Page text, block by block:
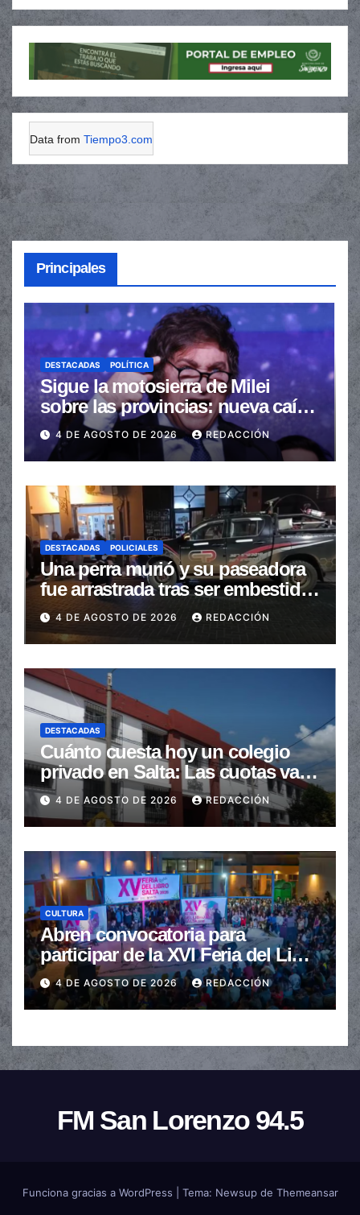
Data from Tiempo3.com
Principales
DESTACADAS POLÍTICA
Sigue la motosierra de Milei
sobre las provincias: nueva caída
de las transferencias no
automáticas
4 DE AGOSTO DE 2026 REDACCIÓN
DESTACADAS POLICIALES
Una perra murió y su paseadora
fue arrastrada tras ser embestidas
en la senda peatonal
4 DE AGOSTO DE 2026 REDACCIÓN
DESTACADAS
Cuánto cuesta hoy un colegio
privado en Salta: Las cuotas van
de $110.000 a más de $600.000
4 DE AGOSTO DE 2026 REDACCIÓN
CULTURA
Abren convocatoria para
participar de la XVI Feria del Libro
de Salta
4 DE AGOSTO DE 2026 REDACCIÓN
FM San Lorenzo 94.5
Funciona gracias a WordPress Tema: Newsupde Themeansar